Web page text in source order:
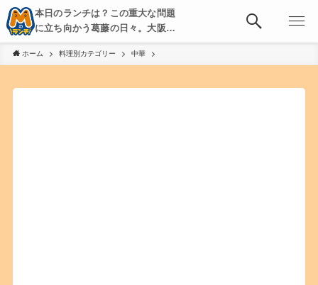
本日のランチは？この重大な問題
に立ち向かう葛藤の日々。大阪・
京都・神戸を中心とした食べ歩
き、飲み歩きを綴る。
ホーム 料理別カテゴリー 中華